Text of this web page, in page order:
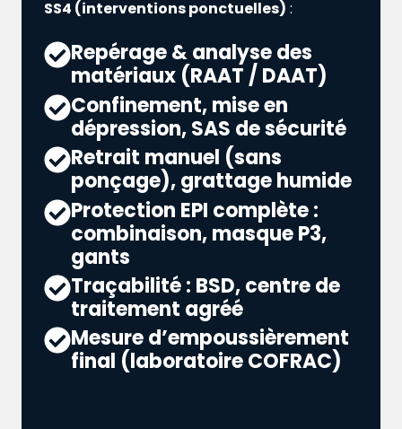
SS4 (interventions ponctuelles) :
Repérage & analyse des
matériaux (RAAT / DAAT)
Confinement, mise en
dépression, SAS de sécurité
Retrait manuel (sans
ponçage), grattage humide
Protection EPI complète :
combinaison, masque P3,
gants
Traçabilité : BSD, centre de
traitement agréé
Mesure d’empoussièrement
final (laboratoire COFRAC)